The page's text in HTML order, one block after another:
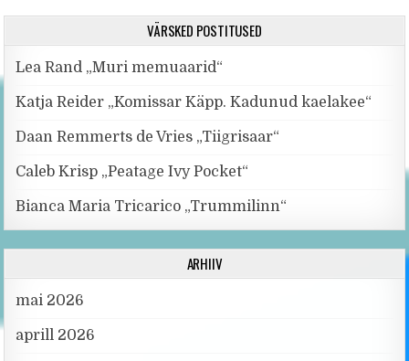
VÄRSKED POSTITUSED
Lea Rand „Muri memuaarid“
Katja Reider „Komissar Käpp. Kadunud kaelakee“
Daan Remmerts de Vries „Tiigrisaar“
Caleb Krisp „Peatage Ivy Pocket“
Bianca Maria Tricarico „Trummilinn“
ARHIIV
mai 2026
aprill 2026